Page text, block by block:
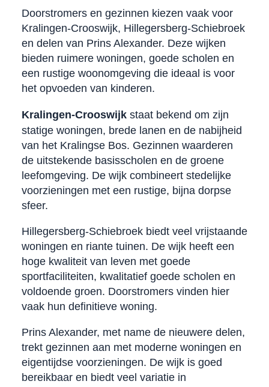
Doorstromers en gezinnen kiezen vaak voor
Kralingen-Crooswijk, Hillegersberg-Schiebroek
en delen van Prins Alexander. Deze wijken
bieden ruimere woningen, goede scholen en
een rustige woonomgeving die ideaal is voor
het opvoeden van kinderen.
Kralingen-Crooswijkstaat bekend om zijn
statige woningen, brede lanen en de nabijheid
van het Kralingse Bos. Gezinnen waarderen
de uitstekende basisscholen en de groene
leefomgeving. De wijk combineert stedelijke
voorzieningen met een rustige, bijna dorpse
sfeer.
Hillegersberg-Schiebroek biedt veel vrijstaande
woningen en riante tuinen. De wijk heeft een
hoge kwaliteit van leven met goede
sportfaciliteiten, kwalitatief goede scholen en
voldoende groen. Doorstromers vinden hier
vaak hun definitieve woning.
Prins Alexander, met name de nieuwere delen,
trekt gezinnen aan met moderne woningen en
eigentijdse voorzieningen. De wijk is goed
bereikbaar en biedt veel variatie in